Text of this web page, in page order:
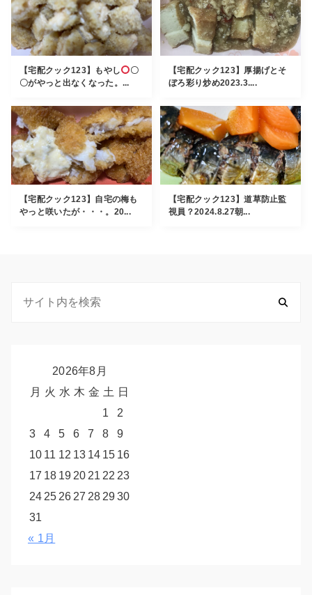
【宅配クック123】もやし
〇
〇がやっと出なくなった。...
【宅配クック123】厚揚げとそ
ぼろ彩り炒め2023.3....
【宅配クック123】自宅の梅も
やっと咲いたが・・・。20...
【宅配クック123】道草防止監
視員？2024.8.27朝...
2026年8月
月 火 水 木 金 土 日
1
2
3
4 5 6 7 8
9
10 11 12 13 14 15 16
17 18 19 20 21 22 23
24 25 26 27 28 2930
31
« 1月